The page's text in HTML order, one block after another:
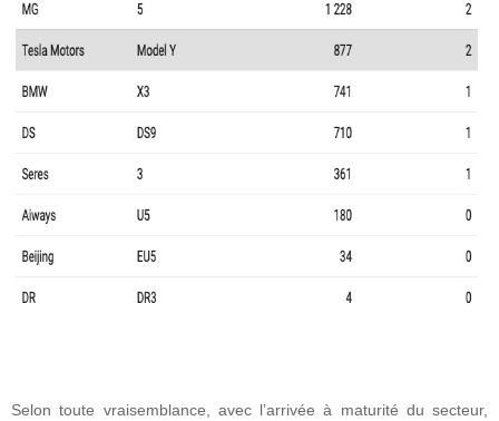
Selon toute vraisemblance, avec l’arrivée à maturité du secteur,